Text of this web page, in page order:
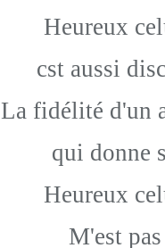
Heureux
cst aussi
La fidélité d'un
qui donne
Heureux
M'est